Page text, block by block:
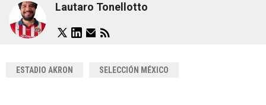
Lautaro Tonellotto
ESTADIO AKRON SELECCIÓN MÉXICO